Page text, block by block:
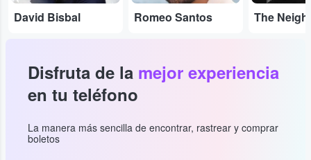
David Bisbal Romeo Santos
Disfruta de la mejor experiencia
en tu teléfono
La manera más sencilla de encontrar, rastrear y comprar
boletos